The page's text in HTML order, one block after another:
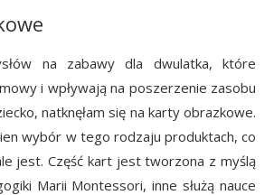
na zabawy dla dwulatka, które
i wpływają na poszerzenie zasobu
natknęłam się na karty obrazkowe.
wybór w tego rodzaju produktach, co
jest. Część kart jest tworzona z myślą
Marii Montessori, inne służą nauce